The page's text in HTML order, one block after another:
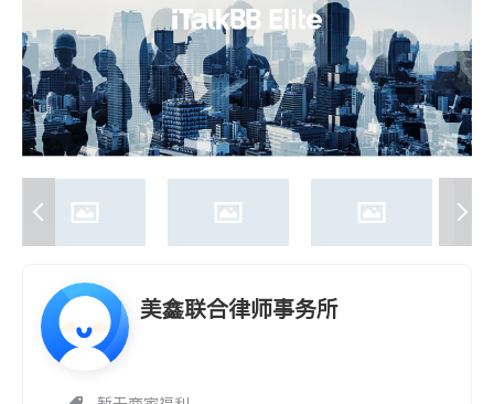
养老 非盈利组织
美鑫联合律师事务所